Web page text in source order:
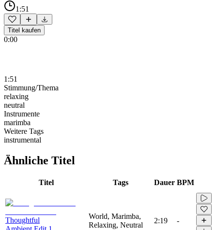
1:51
Titel kaufen
0:00
1:51
Stimmung/Thema
relaxing
neutral
Instrumente
marimba
Weitere Tags
instrumental
Ähnliche Titel
Titel Tags Dauer BPM
Thoughtful
World, Marimba,
Relaxing, Neutral
2:19 -